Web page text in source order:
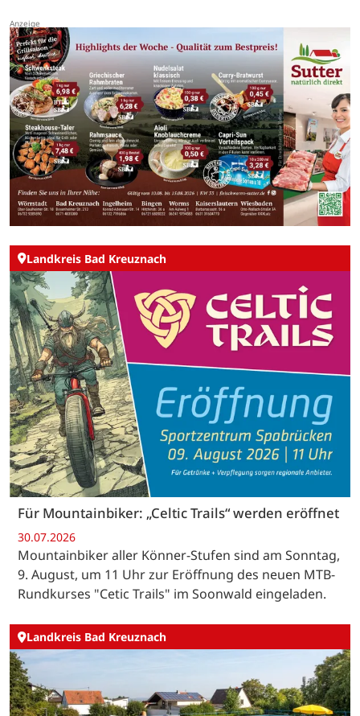
Landkreis Bad Kreuznach
Für Mountainbiker: „Celtic Trails“ werden eröffnet
30.07.2026
Mountainbiker aller Könner-Stufen sind am Sonntag,
9. August, um 11 Uhr zur Eröffnung des neuen MTB-
Rundkurses "Cetic Trails" im Soonwald eingeladen.
Landkreis Bad Kreuznach